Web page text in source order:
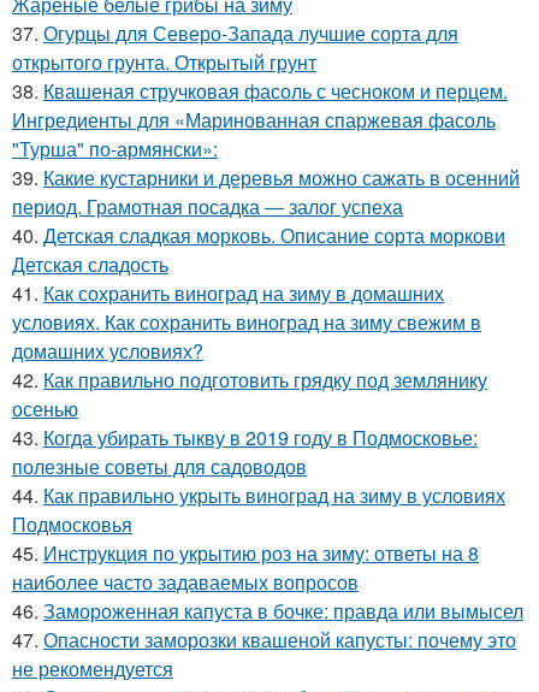
37. Огурцы для Северо-Запада лучшие сорта для
открытого грунта. Открытый грунт
38. Квашеная стручковая фасоль с чесноком и перцем.
Ингредиенты для «Маринованная спаржевая фасоль
"Турша" по-армянски»:
39. Какие кустарники и деревья можно сажать в осенний
период. Грамотная посадка — залог успеха
40. Детская сладкая морковь. Описание сорта моркови
Детская сладость
41. Как сохранить виноград на зиму в домашних
условиях. Как сохранить виноград на зиму свежим в
домашних условиях?
42. Как правильно подготовить грядку под землянику
осенью
43. Когда убирать тыкву в 2019 году в Подмосковье:
полезные советы для садоводов
44. Как правильно укрыть виноград на зиму в условиях
Подмосковья
45. Инструкция по укрытию роз на зиму: ответы на 8
наиболее часто задаваемых вопросов
46. Замороженная капуста в бочке: правда или вымысел
47. Опасности заморозки квашеной капусты: почему это
не рекомендуется